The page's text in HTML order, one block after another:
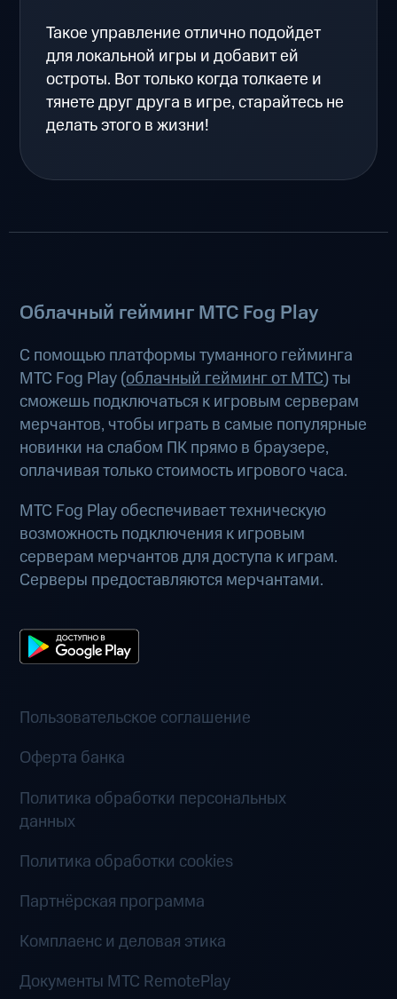
Такое управление отлично подойдет
для локальной игры и добавит ей
остроты. Вот только когда толкаете и
тянете друг друга в игре, старайтесь не
делать этого в жизни!
Облачный гейминг МТС Fog Play
С помощью платформы туманного гейминга
МТС Fog Play (облачный гейминг от МТС) ты
сможешь подключаться к игровым серверам
мерчантов, чтобы играть в самые популярные
новинки на слабом ПК прямо в браузере,
оплачивая только стоимость игрового часа.
МТС Fog Play обеспечивает техническую
возможность подключения к игровым
серверам мерчантов для доступа к играм.
Серверы предоставляются мерчантами.
Пользовательское соглашение
Оферта банка
Политика обработки персональных
данных
Политика обработки cookies
Партнёрская программа
Комплаенс и деловая этика
Документы MTC RemotePlay